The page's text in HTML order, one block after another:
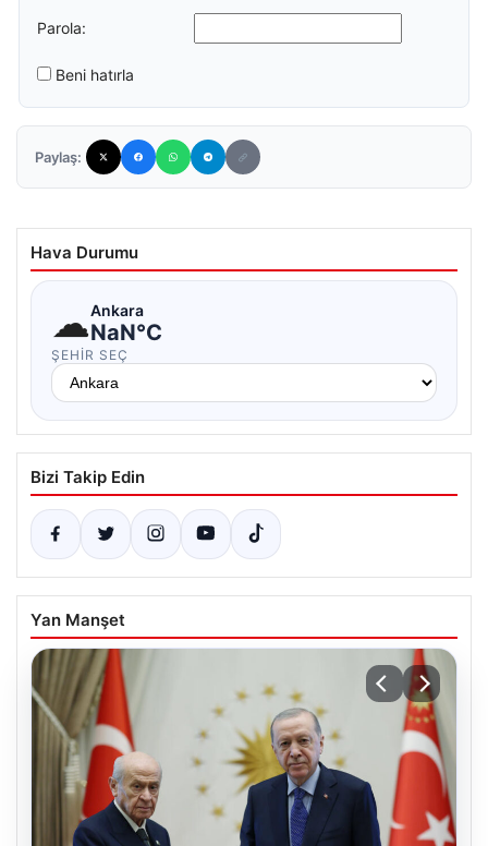
Parola:
Beni hatırla
Paylaş:
Hava Durumu
☁Ankara
NaN°C
ŞEHIR SEÇ
Bizi Takip Edin
Yan Manşet